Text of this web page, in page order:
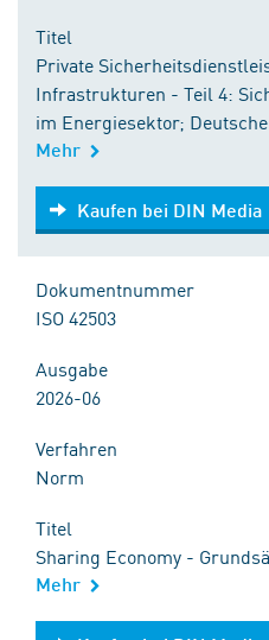
Titel
Private
Infrastrukturen - Teil 4:
im Energiesektor;
Mehr
Kaufen bei DIN Media
Kaufen bei DIN Media
Dokumentnummer
ISO 42503
Ausgabe
2026-06
Verfahren
Norm
Titel
Sharing Economy -
Mehr
Kaufen bei DIN Media